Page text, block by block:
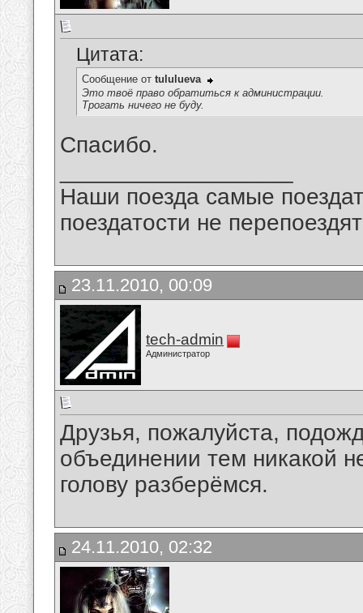
Цитата:
Сообщение от tululueva
Это твоё право обратиться к администрации.
Трогать ничего не буду.
Спасибо.
Наши поезда самые
поездатости не
23.11.2010, 00:09
tech-admin
Администратор
Друзья, пожалуйста,
объединении тем никакой
голову разберёмся.
24.11.2010, 02:32